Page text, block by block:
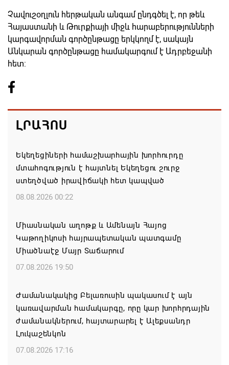
Չավուշօղլուն հերթական անգամ ընդգծել է, որ թեև
Հայաստանի և Թուրքիայի միջև հարաբերությունների
կարգավորման գործընթացը երկկողմ է, սակայն
Անկարան գործընթացը համակարգում է Ադրբեջանի
հետ:
ԼՐԱՀՈՍ
Եկեղեցիների համաշխարհային խորհուրդը
մտահոգություն է հայտնել Եկեղեցու շուրջ
ստեղծված իրավիճակի հետ կապված
08.08.2026 00:22
Միասնական աղոթք և Ամենայն Հայոց
Կաթողիկոսի հայրապետական պատգամը
Միածնաէջ Մայր Տաճարում
07.08.2026 19:50
Ժամանակակից Բելառուսին պակասում է այն
կառավարման համակարգը, որը կար խորհրդային
ժամանակներում, հայտարարել է Ալեքսանդր
Լուկաշենկոն
07.08.2026 17:16